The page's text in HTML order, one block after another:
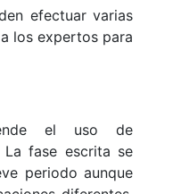
efectuar varias
los expertos para
el uso de
La fase escrita se
periodo aunque